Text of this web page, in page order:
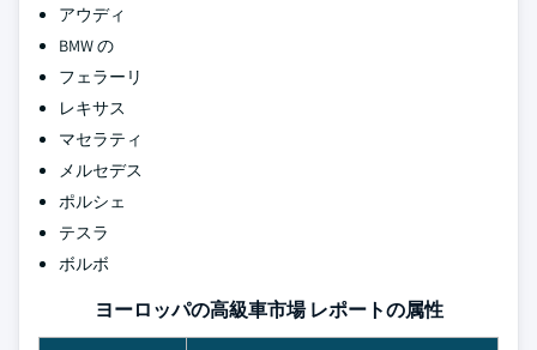
アウディ
BMW の
フェラーリ
レキサス
マセラティ
メルセデス
ポルシェ
テスラ
ボルボ
ヨーロッパの高級車市場 レポートの属性